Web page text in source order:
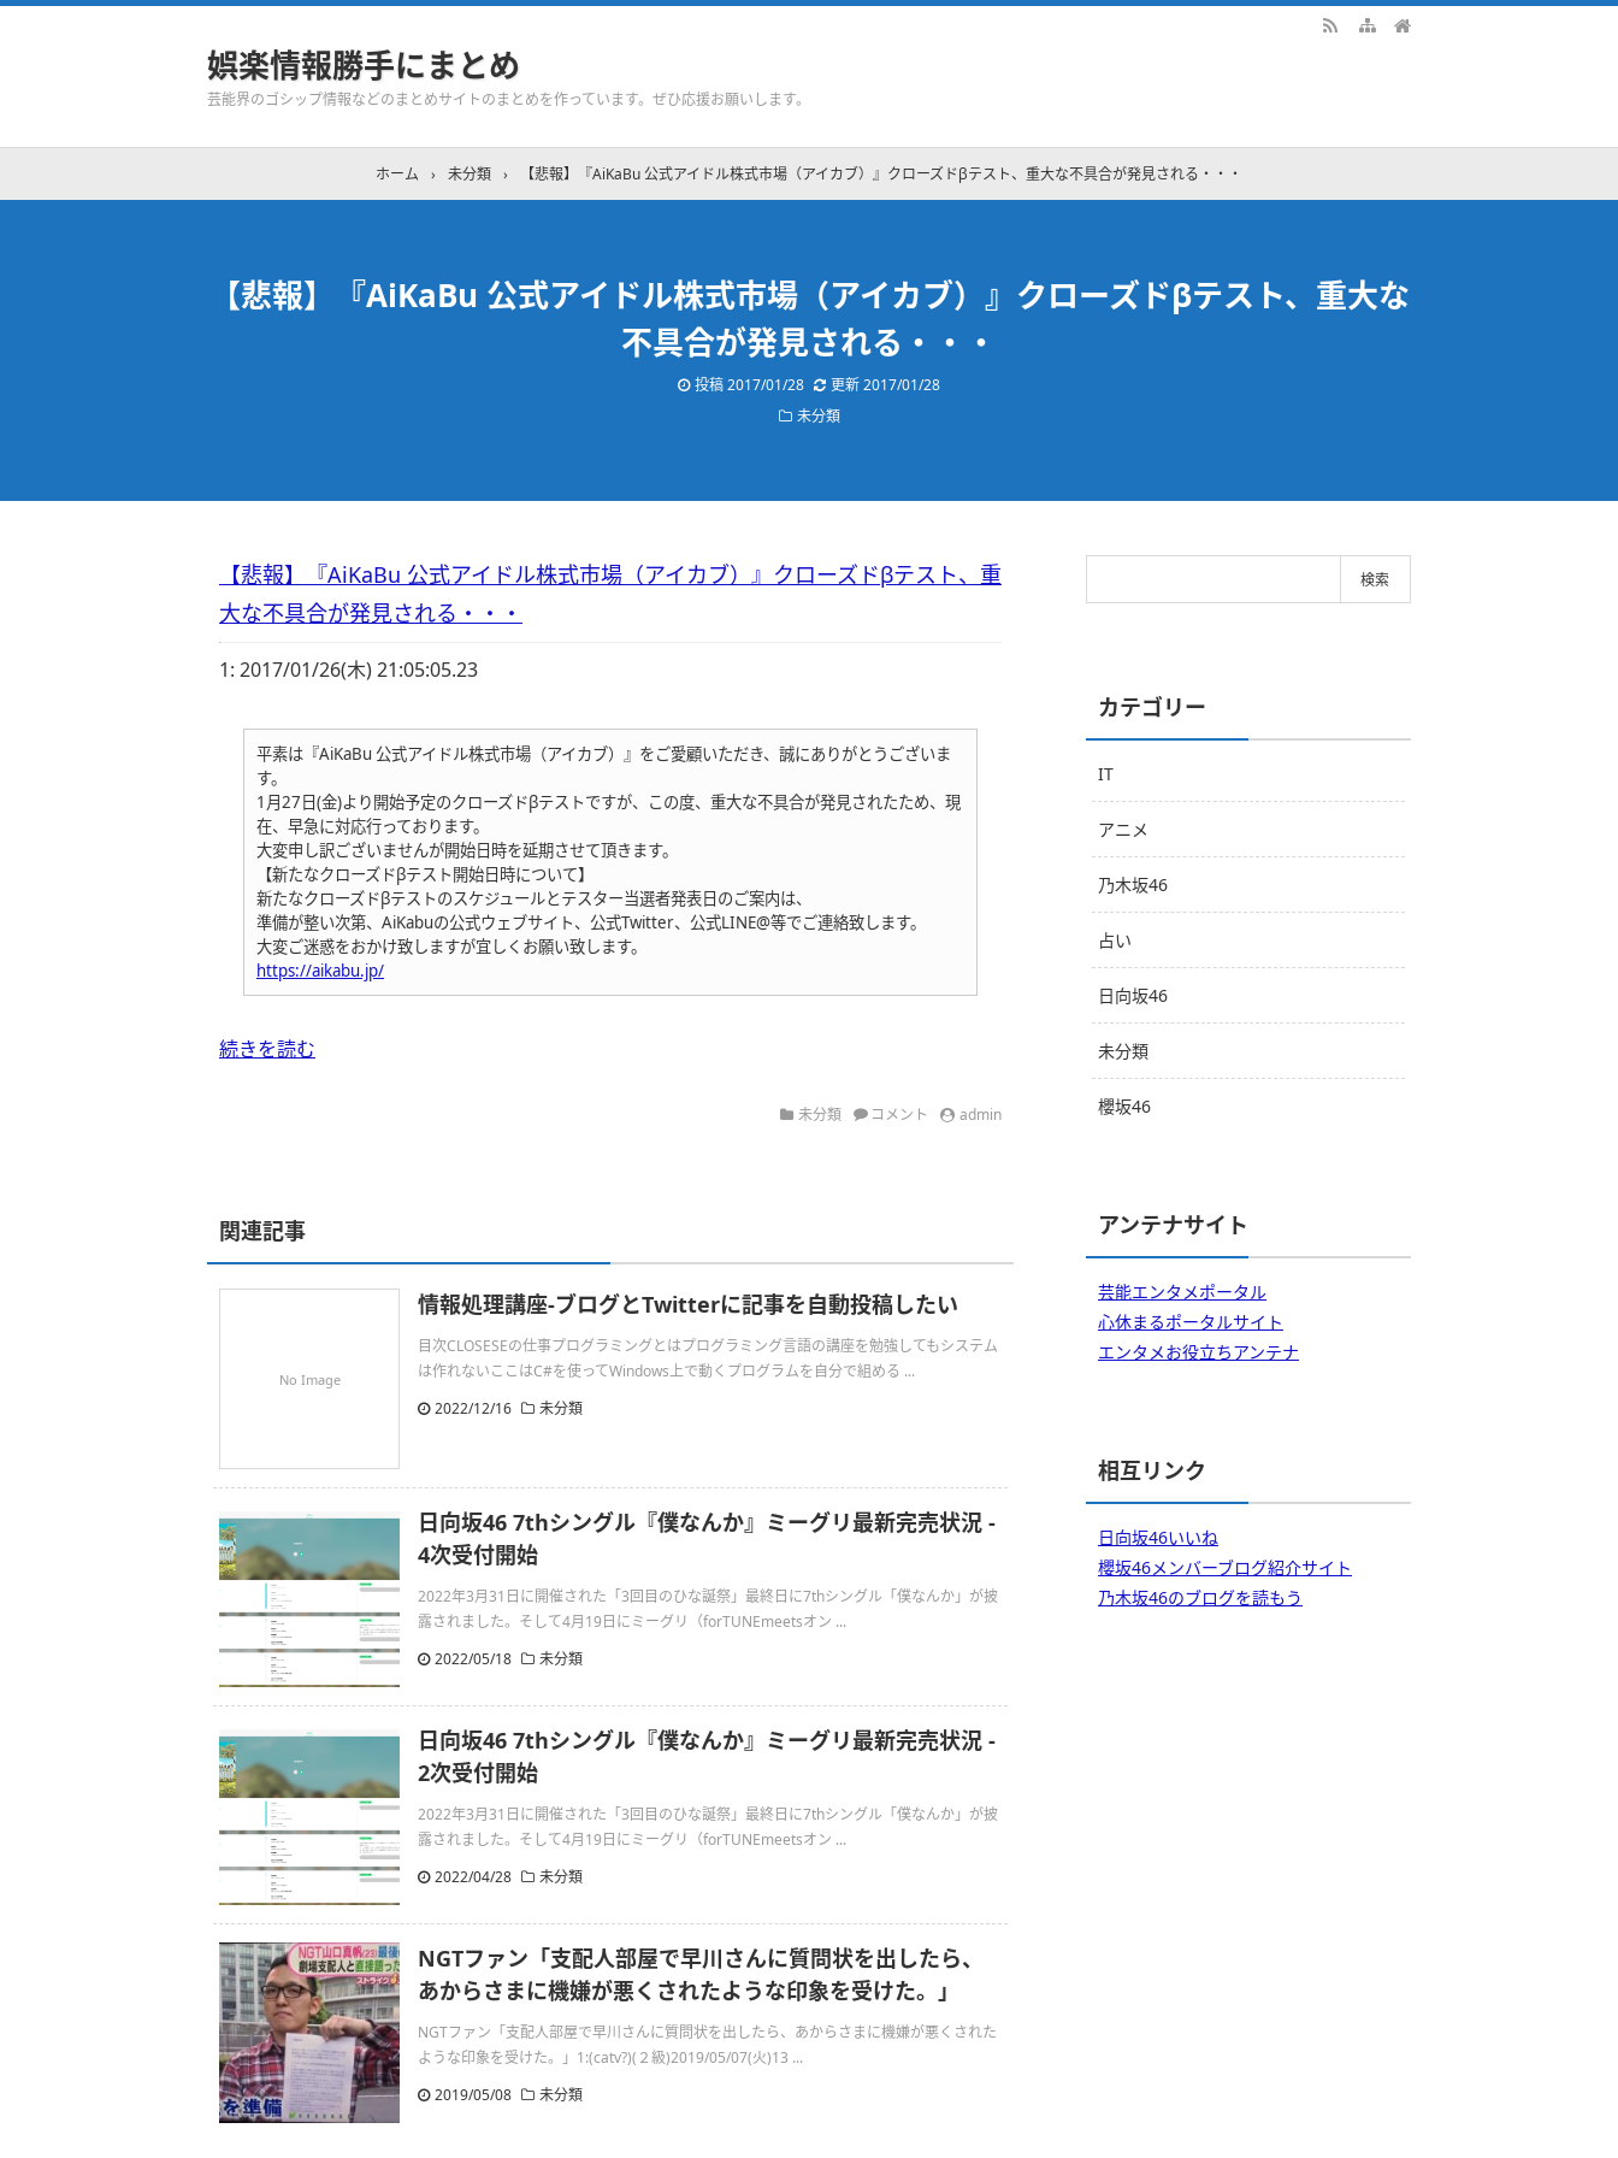
娯楽情報勝手にまとめ
芸能界のゴシップ情報などのまとめサイトのまとめを作っています。ぜひ応援お願いします。
ホーム › 未分類 › 【悲報】『AiKaBu 公式アイドル株式市場（アイカブ）』クローズドβテスト、重大な不具合が発見される・・・
【悲報】『AiKaBu 公式アイドル株式市場（アイカブ）』クローズドβテスト、重大な
不具合が発見される・・・
投稿2017/01/28 更新2017/01/28
未分類
【悲報】『AiKaBu 公式アイドル株式市場（アイカブ）』クローズドβテスト、重
大な不具合が発見される・・・
1: 2017/01/26(木) 21:05:05.23
平素は『AiKaBu 公式アイドル株式市場（アイカブ）』をご愛顧いただき、誠にありがとうございま
す。
1月27日(金)より開始予定のクローズドβテストですが、この度、重大な不具合が発見されたため、現
在、早急に対応行っております。
大変申し訳ございませんが開始日時を延期させて頂きます。
【新たなクローズドβテスト開始日時について】
新たなクローズドβテストのスケジュールとテスター当選者発表日のご案内は、
準備が整い次第、AiKabuの公式ウェブサイト、公式Twitter、公式LINE@等でご連絡致します。
大変ご迷惑をおかけ致しますが宜しくお願い致します。
https://aikabu.jp/
続きを読む
未分類 コメント admin
関連記事
No Image
情報処理講座-ブログとTwitterに記事を自動投稿したい
目次CLOSESEの仕事プログラミングとはプログラミング言語の講座を勉強してもシステム
は作れないここはC#を使ってWindows上で動くプログラムを自分で組める ...
2022/12/16
未分類
日向坂46 7thシングル『僕なんか』ミーグリ最新完売状況 -
4次受付開始
2022年3月31日に開催された「3回目のひな誕祭」最終日に7thシングル「僕なんか」が披
露されました。そして4月19日にミーグリ（forTUNEmeetsオン ...
2022/05/18
未分類
日向坂46 7thシングル『僕なんか』ミーグリ最新完売状況 -
2次受付開始
2022年3月31日に開催された「3回目のひな誕祭」最終日に7thシングル「僕なんか」が披
露されました。そして4月19日にミーグリ（forTUNEmeetsオン ...
2022/04/28
未分類
NGTファン「支配人部屋で早川さんに質問状を出したら、
あからさまに機嫌が悪くされたような印象を受けた。」
NGTファン「支配人部屋で早川さんに質問状を出したら、あからさまに機嫌が悪くされた
ような印象を受けた。」1:(catv?)(２級)2019/05/07(火)13 ...
2019/05/08
未分類
カテゴリー
IT
アニメ
乃木坂46
占い
日向坂46
未分類
櫻坂46
アンテナサイト
芸能エンタメポータル
心休まるポータルサイト
エンタメお役立ちアンテナ
相互リンク
日向坂46いいね
櫻坂46メンバーブログ紹介サイト
乃木坂46のブログを読もう